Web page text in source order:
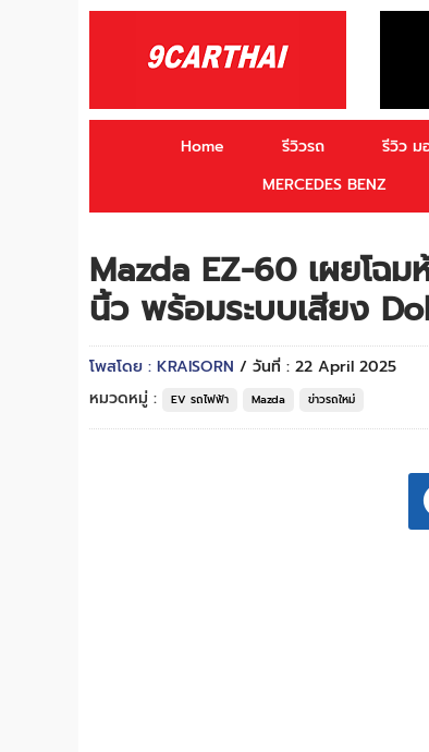
Home รีวิวรถ รีวิว ม
MERCEDES BENZ
Mazda EZ-60 เผยโฉ
นิ้ว พร้อมระบบเสียง
โพสโดย : KRAISORN / วันที่ : 22 April 2025
หมวดหมู่ :
EV รถไฟฟ้า Mazda ข่าวรถใหม่